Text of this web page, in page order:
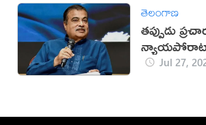
తెలంగాణ
తప్పుడు
గడ్కరీ!Jul 27,